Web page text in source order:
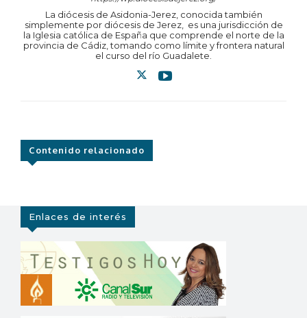
La diócesis de Asidonia-Jerez, conocida también
simplemente por diócesis de Jerez, ​ es una jurisdicción de
la Iglesia católica de España que comprende el norte de la
provincia de Cádiz, tomando como límite y frontera natural
el curso del río Guadalete.
Contenido relacionado
Enlaces de interés